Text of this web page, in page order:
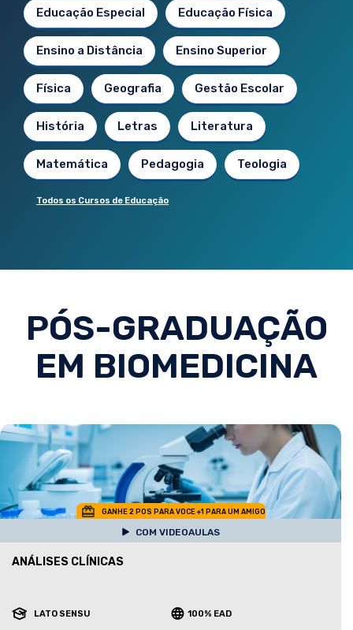
Educação Especial Educação Física
Ensino a Distância Ensino Superior
Física Geografia Gestão Escolar
História Letras Literatura
Matemática Pedagogia Teologia
Todos os Cursos de Educação
PÓS-GRADUAÇÃO
EM BIOMEDICINA
GANHE 2 POS PARA VOCE +1 PARA UM AMIGO
COM VIDEOAULAS
ANÁLISES CLÍNICAS
LATO SENSU 100% EAD